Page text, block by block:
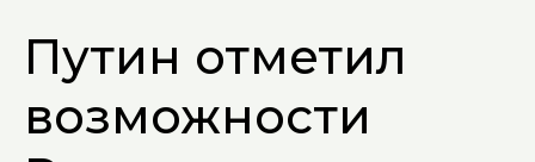
Путин отметил
возможности